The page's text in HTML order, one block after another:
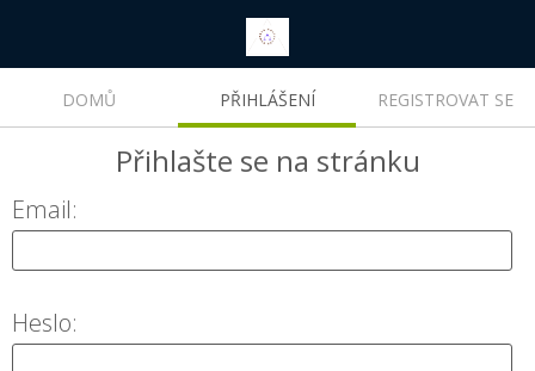
DOMŮ PŘIHLÁŠENÍ REGISTROVAT SE
Přihlašte se na stránku
Email:
Heslo: